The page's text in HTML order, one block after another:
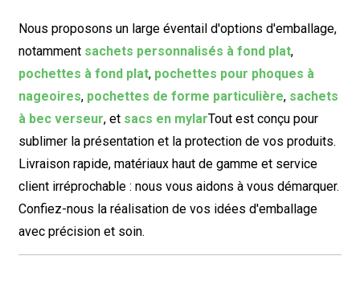
Nous proposons un large éventail d'options d'emballage,
notamment sachets personnalisés à fond plat,
pochettes à fond plat, pochettes pour phoques à
nageoires, pochettes de forme particulière, sachets
à bec verseur, et sacs en mylarTout est conçu pour
sublimer la présentation et la protection de vos produits.
Livraison rapide, matériaux haut de gamme et service
client irréprochable : nous vous aidons à vous démarquer.
Confiez-nous la réalisation de vos idées d'emballage
avec précision et soin.